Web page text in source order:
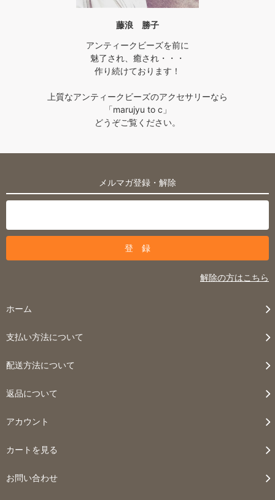
藤浪 勝子
アンティークビーズを前に
魅了され、癒され・・・
作り続けております！
上質なアンティークビーズのアクセサリーなら
「marujyu to c」
どうぞご覧ください。
メルマガ登録・解除
解除の方はこちら
ホーム
支払い方法について
配送方法について
返品について
アカウント
カートを見る
お問い合わせ